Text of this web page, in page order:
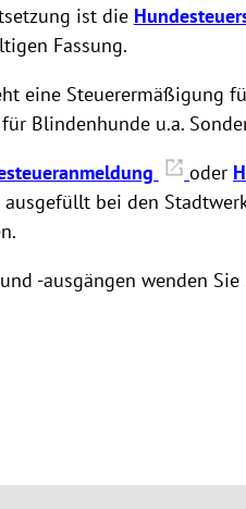
ist die
Fassung.
eine Steuerermäßigung
Blindenhunde u.a.
oder
bei den
-ausgängen wenden